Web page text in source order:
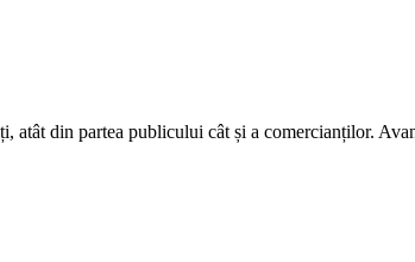
din partea publicului cât și a comercianților.